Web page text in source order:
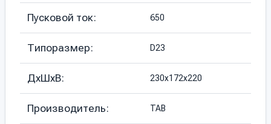
Пусковой ток: 650
Типоразмер: D23
ДхШхВ: 230x172x220
Производитель: TAB